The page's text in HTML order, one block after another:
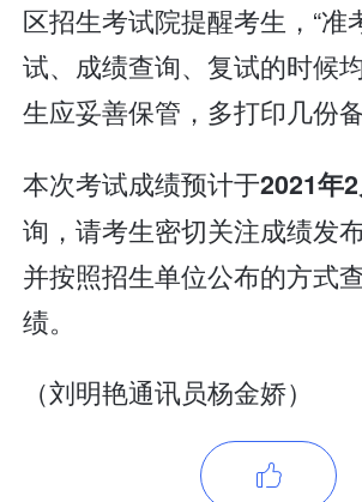
区招生考试院提醒考生，“准
试、成绩查询、复试的时候
生应妥善保管，多打印几份备
本次考试成绩预计于2021年
询，请考生密切关注成绩发
并按照招生单位公布的方式
绩。
（刘明艳通讯员杨金娇）
